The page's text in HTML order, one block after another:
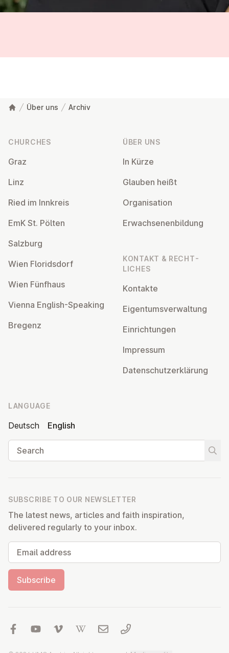
Über uns Archiv
CHURCHES
Graz
Linz
Ried im Innkreis
EmK St. Pölten
Salzburg
Wien Flor­idsdorf
Wien Fünfhaus
Vienna English-Speaking
Bregenz
ÜBER UNS
In Kürze
Glauben heißt
Or­gan­isa­tion
Er­wach­sen­en­bildung
KONTAKT & RECHT­
LICHES
Kontakte
Ei­gentums­ver­wal­tung
Ein­rich­tun­gen
Impressum
Datens­chutzerklärung
LANGUAGE
Deutsch
English
Search
SUBSCRIBE TO OUR NEWSLETTER
The latest news, articles and faith inspiration,
delivered regularly to your inbox.
Email address
Subscribe